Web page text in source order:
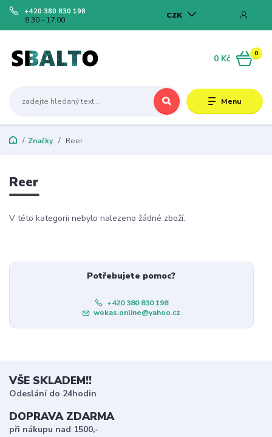
Menu
CZK
+420 380 830 198
8.30 - 17.00
0
0 Kč
Značky Reer
Reer
V této kategorii nebylo nalezeno žádné zboží.
Potřebujete pomoc?
+420 380 830 198
wokas.online@yahoo.cz
VŠE SKLADEM!!
Odeslání do 24hodin
DOPRAVA ZDARMA
při nákupu nad 1500,-